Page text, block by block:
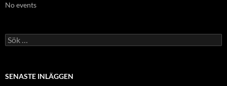
No events
Sök
efter:
SENASTE INLÄGGEN